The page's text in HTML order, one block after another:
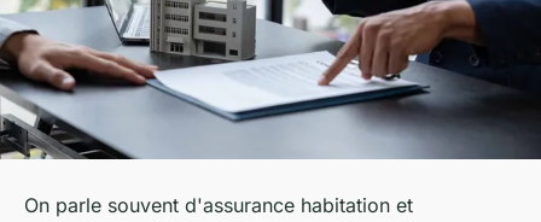
On parle souvent d'assurance habitation et